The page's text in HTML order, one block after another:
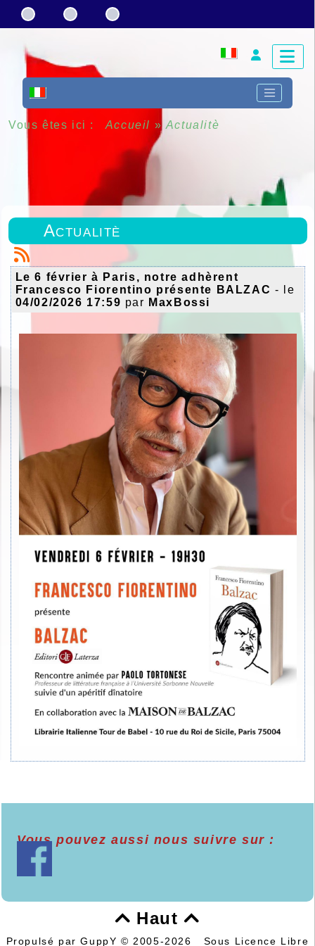
Vous êtes ici : Accueil » Actualitè
Actualitè
Le 6 février à Paris, notre adhèrent
Francesco Fiorentino présente BALZAC - le
04/02/2026 17:59 par MaxBossi
Vous pouvez aussi nous suivre sur :
 Haut
Propulsé par GuppY© 2005-2026 Sous Licence Libre